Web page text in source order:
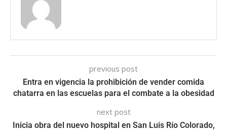
previous post
Entra en vigencia la prohibición de vender comida
chatarra en las escuelas para el combate a la obesidad
next post
Inicia obra del nuevo hospital en San Luis Río Colorado,